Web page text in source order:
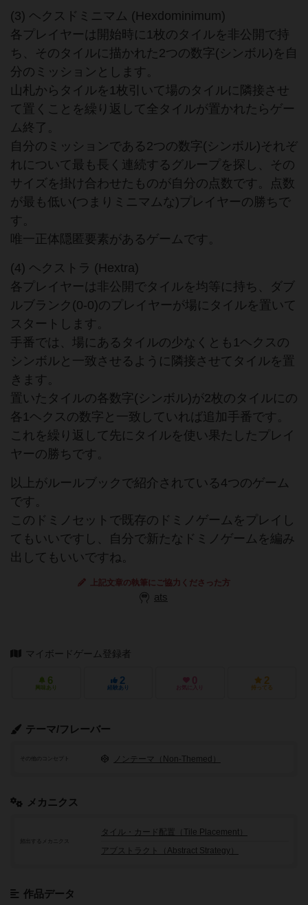
(3) ヘクスドミニマム (Hexdominimum)
各プレイヤーは開始時に1枚のタイルを非公開で持
ち、そのタイルに描かれた2つの数字(シンボル)を自
分のミッションとします。
山札からタイルを1枚引いて場のタイルに隣接させ
て置くことを繰り返して全タイルが置かれたらゲー
ム終了。
自分のミッションである2つの数字(シンボル)それぞ
れについて最も長く連続するグループを探し、その
サイズを掛け合わせたものが自分の点数です。点数
が最も低い(つまりミニマムな)プレイヤーの勝ちで
す。
唯一正体隠匿要素があるゲームです。
(4) ヘクストラ (Hextra)
各プレイヤーは非公開でタイルを均等に持ち、ダブ
ルブランク(0-0)のプレイヤーが場にタイルを置いて
スタートします。
手番では、場にあるタイルの少なくとも1ヘクスの
シンボルと一致させるように隣接させてタイルを置
きます。
置いたタイルの各数字(シンボル)が2枚のタイルにの
各1ヘクスの数字と一致していれば追加手番です。
これを繰り返して先にタイルを使い果たしたプレイ
ヤーの勝ちです。
以上がルールブックで紹介されている4つのゲーム
です。
このドミノセットで既存のドミノゲームをプレイし
てもいいですし、自分で新たなドミノゲームを編み
出してもいいですね。
上記文章の執筆にご協力くださった方
ats
マイボードゲーム登録者
6
興味あり
2
経験あり
0
お気に入り
2
持ってる
テーマ/フレーバー
その他のコンセプト ノンテーマ（Non-Themed）
メカニクス
頻出するメカニクス
タイル・カード配置（Tile Placement）
アブストラクト（Abstract Strategy）
作品データ